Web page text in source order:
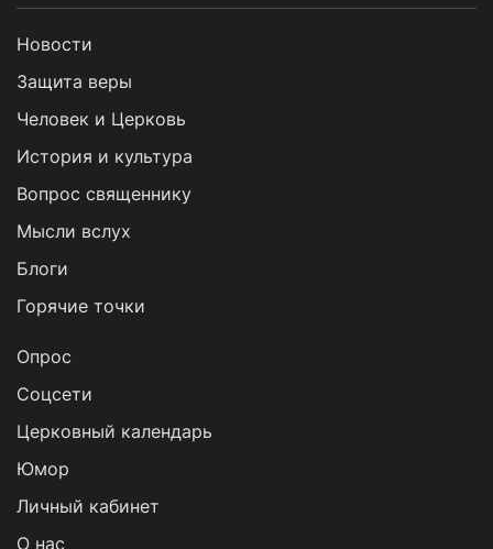
Новости
Защита веры
Человек и Церковь
История и культура
Вопрос священнику
Мысли вслух
Блоги
Горячие точки
Опрос
Cоцсети
Церковный календарь
Юмор
Личный кабинет
О нас